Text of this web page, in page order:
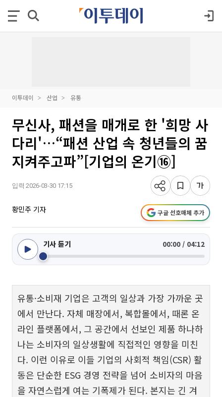
이투데이 산업 유통
무신사, 패션을 매개로 한 '희망 사
다리'…“패션 산업 속 청년들의 꿈
지켜주고파”[기업의 온기⑯]
입력 2026-03-30 17:15
황민주 기자 구글 선호매체 추가
기사 듣기 00:00 / 04:12
유통·소비재 기업은 고객의 일상과 가장 가까운 곳
에서 만난다. 자체 매장에서, 복합몰에서, 때론 온
라인 플랫폼에서, 그 공간에서 선보인 제품 하나하
나는 소비자의 일상생활에 직접적인 영향을 미친
다. 이런 이유로 이들 기업의 사회적 책임(CSR) 활
동은 단순한 ESG 경영 전략을 넘어 소비자의 마음
을 자연스럽게 여는 기폭제가 된다. 본지는 긴 겨